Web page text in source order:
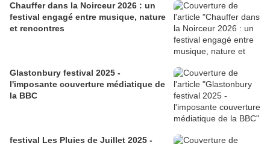
Chauffer dans la Noirceur 2026 : un
festival engagé entre musique, nature
et rencontres
Glastonbury festival 2025 -
l'imposante couverture médiatique de
la BBC
festival Les Pluies de Juillet 2025 -